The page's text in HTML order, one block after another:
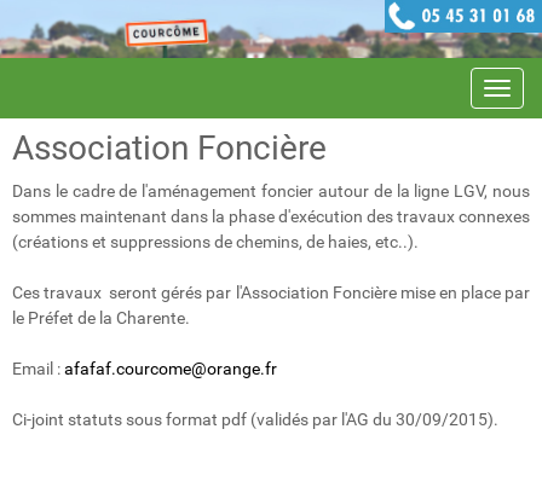
Association Foncière
Dans le cadre de l'aménagement foncier autour de la ligne LGV, nous
sommes maintenant dans la phase d'exécution des travaux connexes
(créations et suppressions de chemins, de haies, etc..).
Ces travaux seront gérés par l'Association Foncière mise en place par
le Préfet de la Charente.
Email :afafaf.courcome@orange.fr
Ci-joint statuts sous format pdf (validés par l'AG du 30/09/2015).